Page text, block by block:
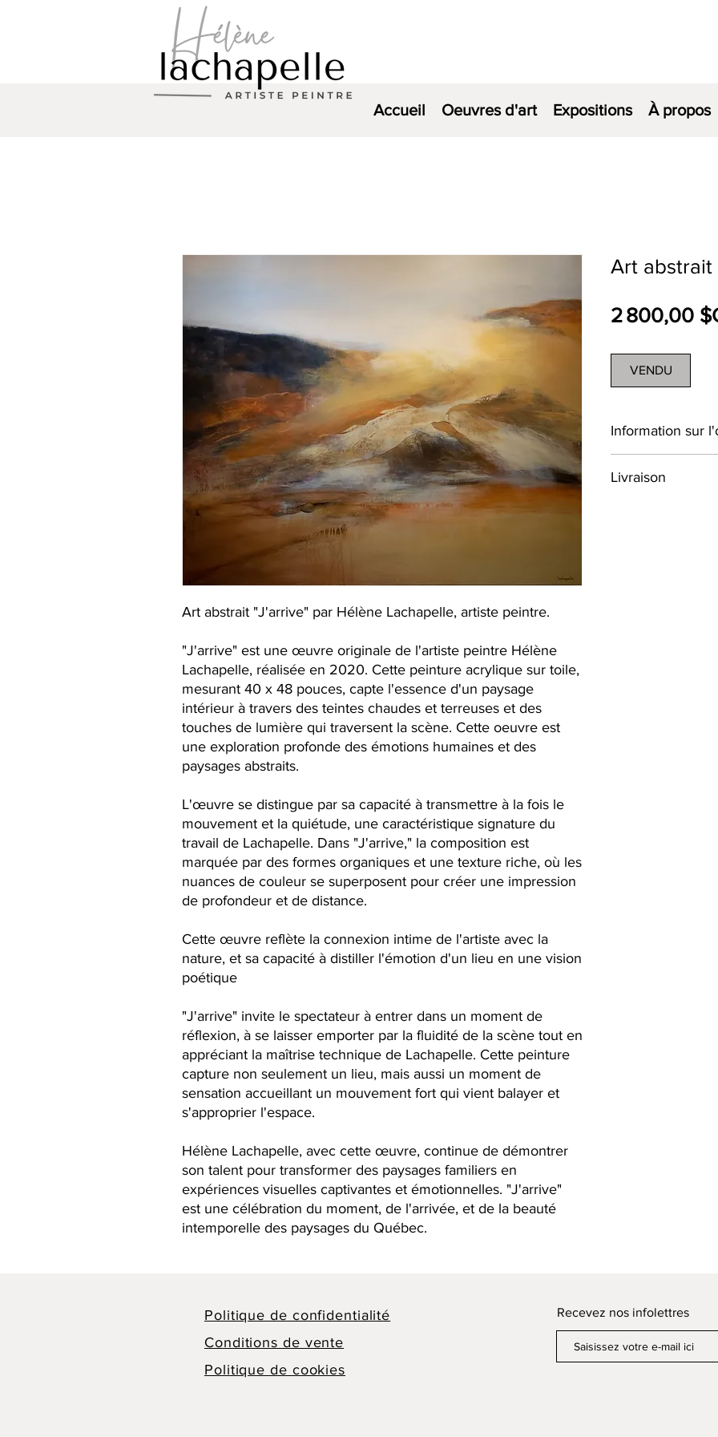
Accueil Oeuvres d'art Expositions À propos
Art abstrait "J'arrive" par Hélène Lachapelle, artiste peintre.
"J'arrive" est une œuvre originale de l'artiste peintre Hélène
Lachapelle, réalisée en 2020. Cette peinture acrylique sur toile,
mesurant 40 x 48 pouces, capte l'essence d'un paysage
intérieur à travers des teintes chaudes et terreuses et des
touches de lumière qui traversent la scène. Cette oeuvre est
une exploration profonde des émotions humaines et des
paysages abstraits.
L'œuvre se distingue par sa capacité à transmettre à la fois le
mouvement et la quiétude, une caractéristique signature du
travail de Lachapelle. Dans "J'arrive," la composition est
marquée par des formes organiques et une texture riche, où les
nuances de couleur se superposent pour créer une impression
de profondeur et de distance.
Cette œuvre reflète la connexion intime de l'artiste avec la
nature, et sa capacité à distiller l'émotion d'un lieu en une vision
poétique
"J'arrive" invite le spectateur à entrer dans un moment de
réflexion, à se laisser emporter par la fluidité de la scène tout en
appréciant la maîtrise technique de Lachapelle. Cette peinture
capture non seulement un lieu, mais aussi un moment de
sensation accueillant un mouvement fort qui vient balayer et
s'approprier l'espace.
Hélène Lachapelle, avec cette œuvre, continue de démontrer
son talent pour transformer des paysages familiers en
expériences visuelles captivantes et émotionnelles. "J'arrive"
est une célébration du moment, de l'arrivée, et de la beauté
intemporelle des paysages du Québec.
Art abstrait
2 800,00
VENDU
Information sur
Médium : Peinture
Livraison
Politique de confidentialité
Conditions de vente
Politique de cookies
Recevez nos infolettres